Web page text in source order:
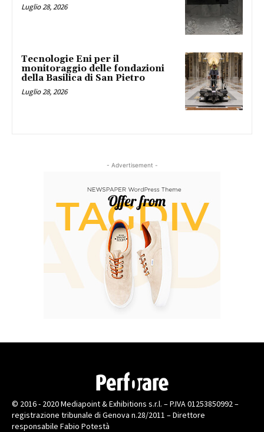
Luglio 28, 2026
Tecnologie Eni per il
monitoraggio delle fondazioni
della Basilica di San Pietro
Luglio 28, 2026
- Advertisement -
© 2016 - 2020 Mediapoint & Exhibitions s.r.l. – P.IVA 01253850992 –
registrazione tribunale di Genova n.28/2011 – Direttore
responsabile Fabio Potestà